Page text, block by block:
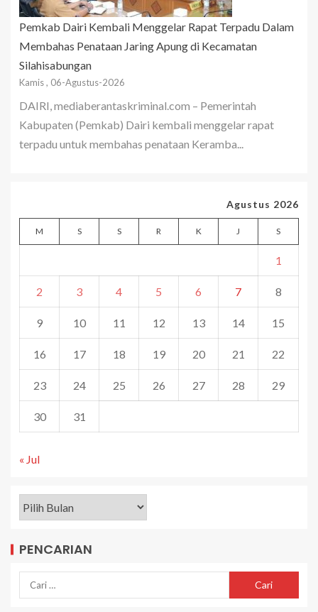
Pemkab Dairi Kembali Menggelar Rapat Terpadu Dalam
Membahas Penataan Jaring Apung di Kecamatan
Silahisabungan
Kamis , 06-Agustus-2026
DAIRI, mediaberantaskriminal.com – Pemerintah
Kabupaten (Pemkab) Dairi kembali menggelar rapat
terpadu untuk membahas penataan Keramba...
Agustus 2026
M S S R K J S
1
2 3 4 5 6 7 8
9 10 11 12 13 14 15
16 17 18 19 20 21 22
23 24 25 26 27 28 29
30 31
« Jul
PENCARIAN